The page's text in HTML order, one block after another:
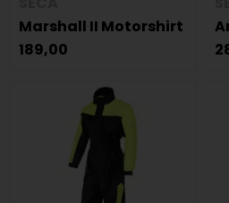
Marshall II Motorshirt
189,00